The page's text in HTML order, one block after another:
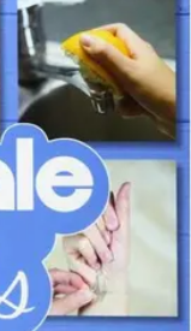
Marktanalyse und